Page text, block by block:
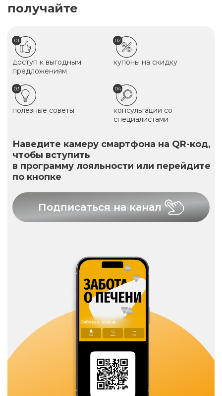
получайте
01
доступ к выгодным
предложениям
02
купоны на скидку
03
полезные советы
04
консультации со
специалистами
Наведите камеру смартфона на QR-код,
чтобы вступить
в программу лояльности или перейдите
по кнопке
Подписаться на канал